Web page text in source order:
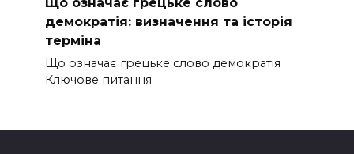
демократія: визначення та історія
терміна
Що означає грецьке слово демократія
Ключове питання